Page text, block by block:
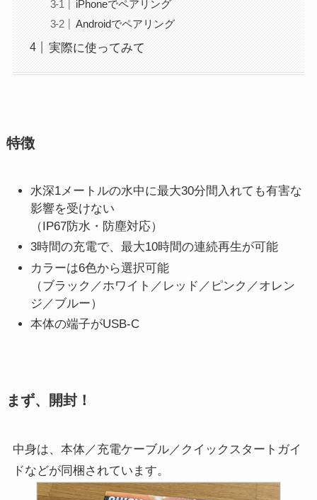
iPhoneでペアリング
Androidでペアリング
実際に使ってみて
特徴
水深1メートルの水中に最大30分間入れても有害な
影響を受けない
（IP67防水・防塵対応）
3時間の充電で、最大10時間の連続再生が可能
カラーは6色から選択可能
（ブラック／ホワイト／レッド／ピンク／オレン
ジ／ブルー）
本体の端子がUSB-C
まず、開封！
中身は、本体／充電ケーブル／クイックスタートガイ
ドなどが同梱されています。